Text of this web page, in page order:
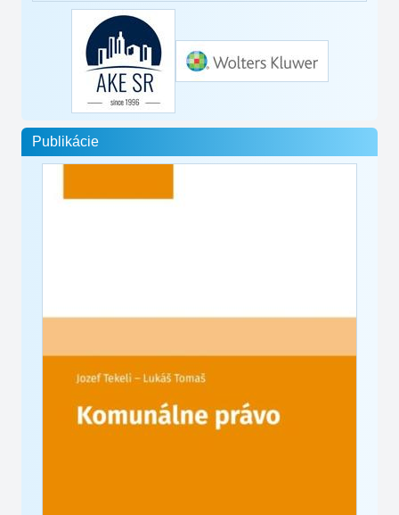
Publikácie